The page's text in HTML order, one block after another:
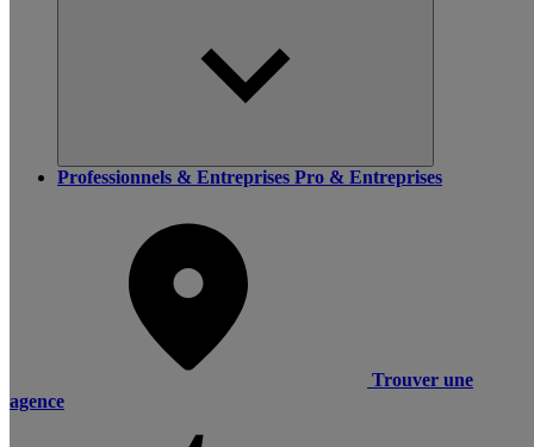
Professionnels & Entreprises Pro & Entreprises
Trouver une
agence